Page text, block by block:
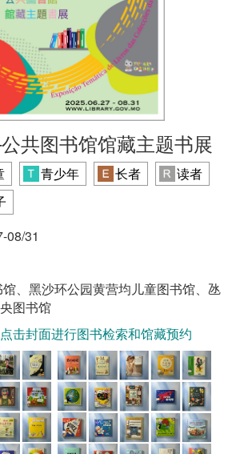
共图书馆馆藏主题书展
青少年 长者
读者
08/31
、黑沙环公园黄营均儿童图书馆、氹
图书馆
击封面进行图书检索和馆藏预约